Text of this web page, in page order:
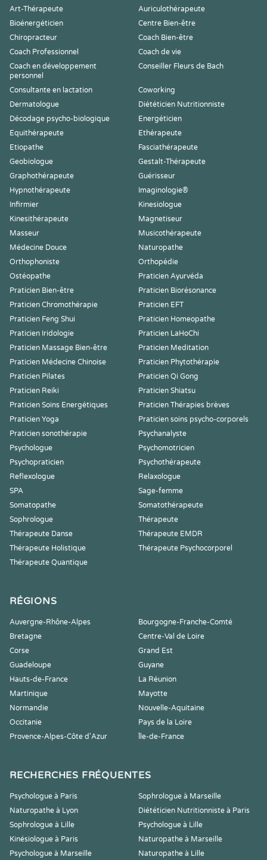
Art-Thérapeute
Auriculothérapeute
Bioénergéticien
Centre Bien-être
Chiropracteur
Coach Bien-être
Coach Professionnel
Coach de vie
Coach en développement
personnel
Conseiller Fleurs de Bach
Consultante en lactation
Coworking
Dermatologue
Diététicien Nutritionniste
Décodage psycho-biologique
Energéticien
Equithérapeute
Ethérapeute
Etiopathe
Fasciathérapeute
Geobiologue
Gestalt-Thérapeute
Graphothérapeute
Guérisseur
Hypnothérapeute
Imaginologie®
Infirmier
Kinesiologue
Kinesithérapeute
Magnetiseur
Masseur
Musicothérapeute
Médecine Douce
Naturopathe
Orthophoniste
Orthopédie
Ostéopathe
Praticien Ayurvéda
Praticien Bien-être
Praticien Biorésonance
Praticien Chromothérapie
Praticien EFT
Praticien Feng Shui
Praticien Homeopathe
Praticien Iridologie
Praticien LaHoChi
Praticien Massage Bien-être
Praticien Meditation
Praticien Médecine Chinoise
Praticien Phytothérapie
Praticien Pilates
Praticien Qi Gong
Praticien Reiki
Praticien Shiatsu
Praticien Soins Energétiques
Praticien Thérapies brèves
Praticien Yoga
Praticien soins psycho-corporels
Praticien sonothérapie
Psychanalyste
Psychologue
Psychomotricien
Psychopraticien
Psychothérapeute
Reflexologue
Relaxologue
SPA
Sage-femme
Somatopathe
Somatothérapeute
Sophrologue
Thérapeute
Thérapeute Danse
Thérapeute EMDR
Thérapeute Holistique
Thérapeute Psychocorporel
Thérapeute Quantique
RÉGIONS
Auvergne-Rhône-Alpes
Bourgogne-Franche-Comté
Bretagne
Centre-Val de Loire
Corse
Grand Est
Guadeloupe
Guyane
Hauts-de-France
La Réunion
Martinique
Mayotte
Normandie
Nouvelle-Aquitaine
Occitanie
Pays de la Loire
Provence-Alpes-Côte d'Azur
Île-de-France
RECHERCHES FRÉQUENTES
Psychologue à Paris
Sophrologue à Marseille
Naturopathe à Lyon
Diététicien Nutritionniste à Paris
Sophrologue à Lille
Psychologue à Lille
Kinésiologue à Paris
Naturopathe à Marseille
Psychologue à Marseille
Naturopathe à Lille